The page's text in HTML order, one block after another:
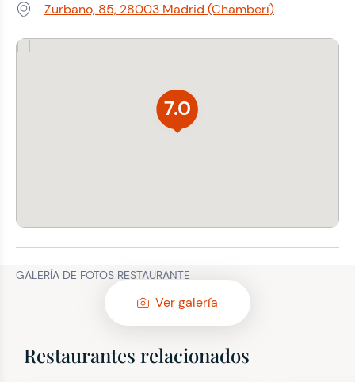
Dirección:Zurbano, 85, 28003 Madrid (Chamberí)
7.0
GALERÍA DE FOTOS RESTAURANTE
Ver galería
Restaurantes relacionados